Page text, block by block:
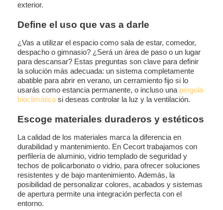
exterior.
Define el uso que vas a darle
¿Vas a utilizar el espacio como sala de estar, comedor,
despacho o gimnasio? ¿Será un área de paso o un lugar
para descansar? Estas preguntas son clave para definir
la solución más adecuada: un sistema completamente
abatible para abrir en verano, un cerramiento fijo si lo
usarás como estancia permanente, o incluso una pérgola
bioclimática si deseas controlar la luz y la ventilación.
Escoge materiales duraderos y estéticos
La calidad de los materiales marca la diferencia en
durabilidad y mantenimiento. En Cecort trabajamos con
perfilería de aluminio, vidrio templado de seguridad y
techos de policarbonato o vidrio, para ofrecer soluciones
resistentes y de bajo mantenimiento. Además, la
posibilidad de personalizar colores, acabados y sistemas
de apertura permite una integración perfecta con el
entorno.